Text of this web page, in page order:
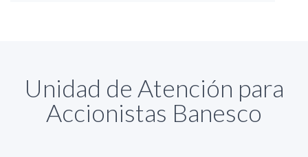
Unidad de Atención para
Accionistas Banesco